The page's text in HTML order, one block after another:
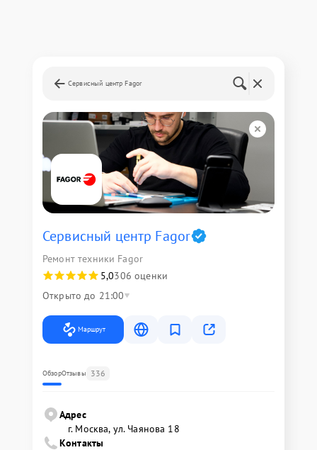
Сервисный центр Fagor
Сервисный центр Fagor
Ремонт техники Fagor
5,0306 оценки
Открыто до 21:00
Маршрут
ОбзорОтзывы 336
Адрес
г. Москва, ул. Чаянова 18
Контакты